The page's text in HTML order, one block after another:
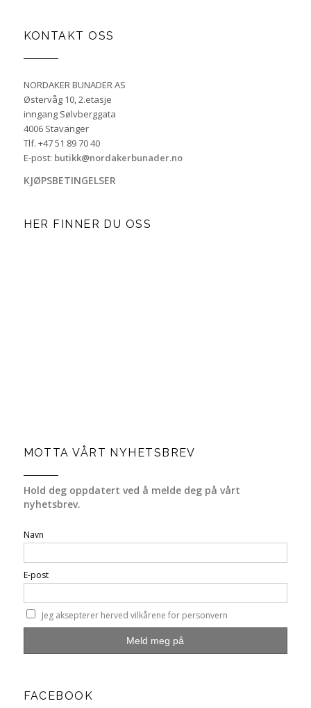
KONTAKT OSS
NORDAKER BUNADER AS
Østervåg 10, 2.etasje
inngang Sølvberggata
4006 Stavanger
Tlf. +47 51 89 70 40
E-post: butikk@nordakerbunader.no
KJØPSBETINGELSER
HER FINNER DU OSS
MOTTA VÅRT NYHETSBREV
Hold deg oppdatert ved å melde deg på vårt
nyhetsbrev.
Navn
E-post
Jeg aksepterer herved vilkårene for personvern
FACEBOOK